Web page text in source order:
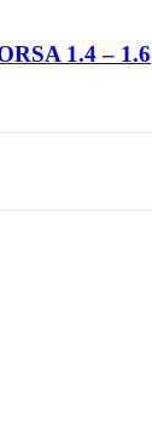
1.4 – 1.6